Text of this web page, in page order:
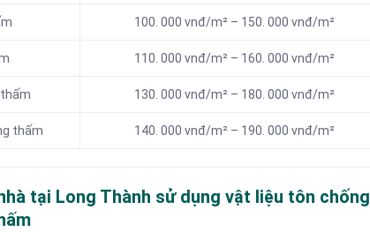
100. 000 vnđ/m² – 150. 000 vnđ/m²
110. 000 vnđ/m² – 160. 000 vnđ/m²
130. 000 vnđ/m² – 180. 000 vnđ/m²
thấm 140. 000 vnđ/m² – 190. 000 vnđ/m²
tại Long Thành sử dụng vật liệu tôn chống